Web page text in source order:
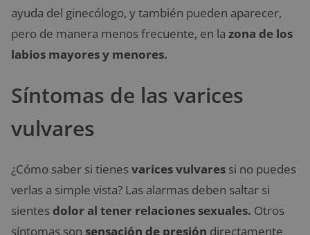
ayuda del ginecólogo, y también pueden aparecer,
pero de manera menos frecuente, en la zona de los
labios mayores y menores.
Síntomas de las varices
vulvares
¿Cómo saber si tienesvarices vulvares si no puedes
verlas a simple vista? Las alarmas deben saltar si
sientes dolor al tener relaciones sexuales. Otros
síntomas son sensación de presión directamente